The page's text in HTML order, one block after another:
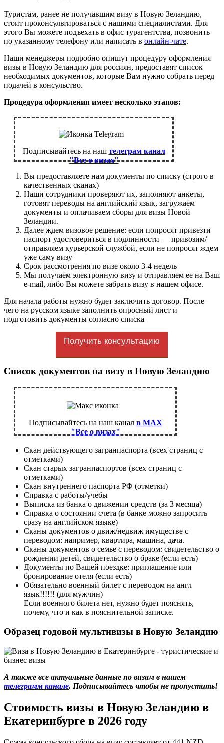
Туристам, ранее не получавшим визу в Новую Зеландию,
стоит проконсультироваться с нашими специалистами. Для
этого Вы можете подъехать в офис турагентства, позвонить
по указанному телефону или написать в онлайн-чате.
Наши менеджеры подробно опишут процедуру оформления
визы в Новую Зеландию для россиян, предоставят список
необходимых документов, которые Вам нужно собрать перед
подачей в консульство.
Процедура оформления имеет несколько этапов:
Подписывайтесь на наш телеграм канал
"Все о визах"
Вы предоставляете нам документы по списку (строго в
качественных сканах)
Наши сотрудники проверяют их, заполняют анкеты,
готовят переводы на английский язык, загружаем
документы и оплачиваем сборы для визы Новой
Зеландии.
Далее ждем визовое решение: если попросят привезти
паспорт удостовериться в подлинности — привозим/
отправляем курьерской службой, если не попросят ждем
уже саму визу
Срок рассмотрения по визе около 3-4 недель
Мы получаем электронную визу и отправляем ее на Ваш
e-mail, либо Вы можете забрать визу в нашем офисе.
Для начала работы нужно будет заключить договор. После
чего на русском языке заполнить опросный лист и
подготовить документы согласно списка
Получить консультацию
Список документов на визу в Новую Зеландию
Подписывайтесь на наш канал в MAX
"Все о визах"
Скан действующего загранпаспорта (всех страниц с
отметками)
Скан старых загранпаспортов (всех страниц с
отметками)
Скан внутреннего паспорта РФ (отметки)
Справка с работы/учебы
Выписка из банка о движении средств (за 3 месяца)
Справка о состоянии счета (в банке можно запросить
сразу на английском языке)
Сканы документов о движ/недвиж имуществе с
переводом: например, квартира, машина, дача.
Сканы документов о семье с переводом: свидетельство о
рождении детей, свидетельство о браке (если есть)
Документы по Вашей поездке: приглашение или
бронирование отеля (если есть)
Обязательно военный билет с переводом на англ
язык!!!!!! (для мужчин)
Если военного билета нет, нужно будет пояснять,
почему, что и как в пояснительной записке.
Образец годовой мультивизы в Новую Зеландию
А также все актуальные данные по визам в нашем
телеграмм канале. Подписывайтесь чтобы не пропустить!
Стоимость визы в Новую Зеландию в
Екатеринбурге в 2026 году